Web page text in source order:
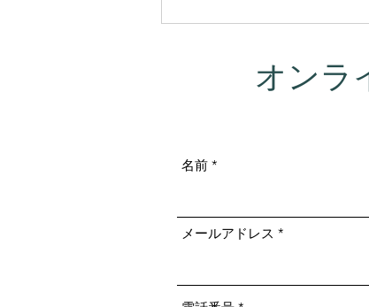
無料オンライン講座を開
オンラ
名前
メールアドレス